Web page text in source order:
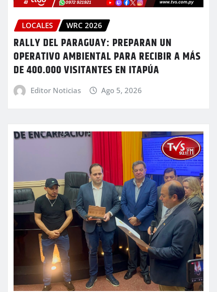
LOCALES WRC 2026
RALLY DEL PARAGUAY: PREPARAN UN
OPERATIVO AMBIENTAL PARA RECIBIR A MÁS
DE 400.000 VISITANTES EN ITAPÚA
Editor Noticias Ago 5, 2026